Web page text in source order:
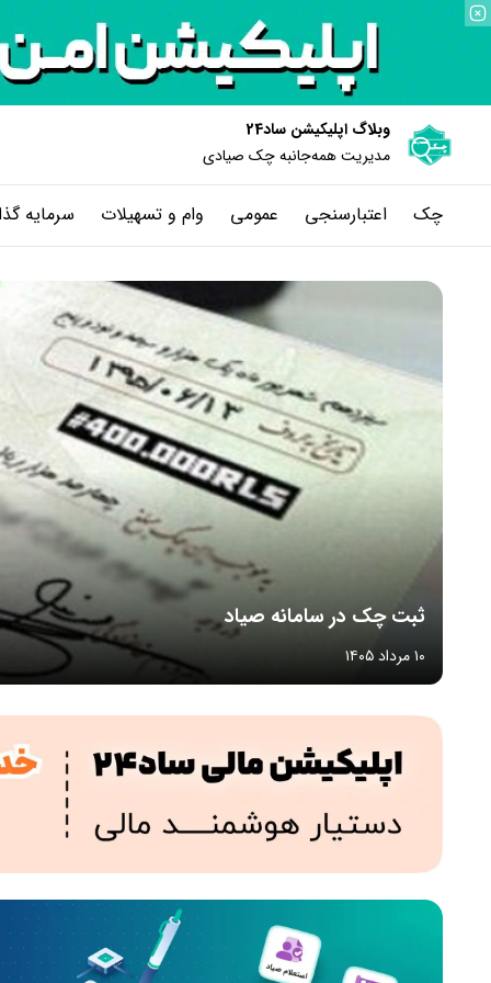
وبلاگ اپلیکیشن ساد24
مدیریت همه‌جانبه چک‌ صیادی
چک اعتبارسنجی عمومی وام و تسهیلات سرمایه
ثبت چک در سامانه صیاد
۱۰ مرداد ۱۴۰۵